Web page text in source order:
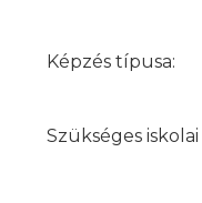
Képzés típusa:
Szükséges